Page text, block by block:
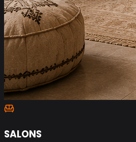
SALONS